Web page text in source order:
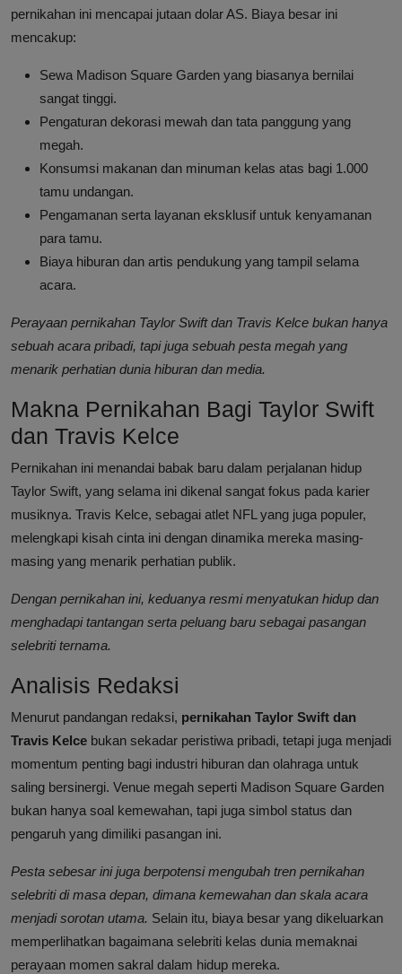
pernikahan ini mencapai jutaan dolar AS. Biaya besar ini
mencakup:
Sewa Madison Square Garden yang biasanya bernilai
sangat tinggi.
Pengaturan dekorasi mewah dan tata panggung yang
megah.
Konsumsi makanan dan minuman kelas atas bagi 1.000
tamu undangan.
Pengamanan serta layanan eksklusif untuk kenyamanan
para tamu.
Biaya hiburan dan artis pendukung yang tampil selama
acara.
Perayaan pernikahan Taylor Swift dan Travis Kelce bukan hanya
sebuah acara pribadi, tapi juga sebuah pesta megah yang
menarik perhatian dunia hiburan dan media.
Makna Pernikahan Bagi Taylor Swift
dan Travis Kelce
Pernikahan ini menandai babak baru dalam perjalanan hidup
Taylor Swift, yang selama ini dikenal sangat fokus pada karier
musiknya. Travis Kelce, sebagai atlet NFL yang juga populer,
melengkapi kisah cinta ini dengan dinamika mereka masing-
masing yang menarik perhatian publik.
Dengan pernikahan ini, keduanya resmi menyatukan hidup dan
menghadapi tantangan serta peluang baru sebagai pasangan
selebriti ternama.
Analisis Redaksi
Menurut pandangan redaksi, pernikahan Taylor Swift dan
Travis Kelce bukan sekadar peristiwa pribadi, tetapi juga menjadi
momentum penting bagi industri hiburan dan olahraga untuk
saling bersinergi. Venue megah seperti Madison Square Garden
bukan hanya soal kemewahan, tapi juga simbol status dan
pengaruh yang dimiliki pasangan ini.
Pesta sebesar ini juga berpotensi mengubah tren pernikahan
selebriti di masa depan, dimana kemewahan dan skala acara
menjadi sorotan utama. Selain itu, biaya besar yang dikeluarkan
memperlihatkan bagaimana selebriti kelas dunia memaknai
perayaan momen sakral dalam hidup mereka.